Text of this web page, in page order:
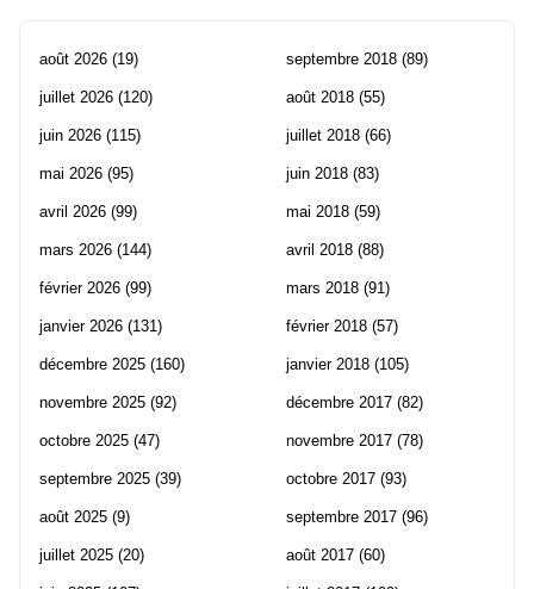
août 2026 (19)
juillet 2026 (120)
juin 2026 (115)
mai 2026 (95)
avril 2026 (99)
mars 2026 (144)
février 2026 (99)
janvier 2026 (131)
décembre 2025 (160)
novembre 2025 (92)
octobre 2025 (47)
septembre 2025 (39)
août 2025 (9)
juillet 2025 (20)
septembre 2018 (89)
août 2018 (55)
juillet 2018 (66)
juin 2018 (83)
mai 2018 (59)
avril 2018 (88)
mars 2018 (91)
février 2018 (57)
janvier 2018 (105)
décembre 2017 (82)
novembre 2017 (78)
octobre 2017 (93)
septembre 2017 (96)
août 2017 (60)